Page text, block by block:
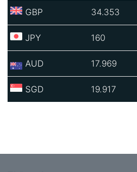
GBP 34.353
JPY 160
AUD 17.969
SGD 19.917